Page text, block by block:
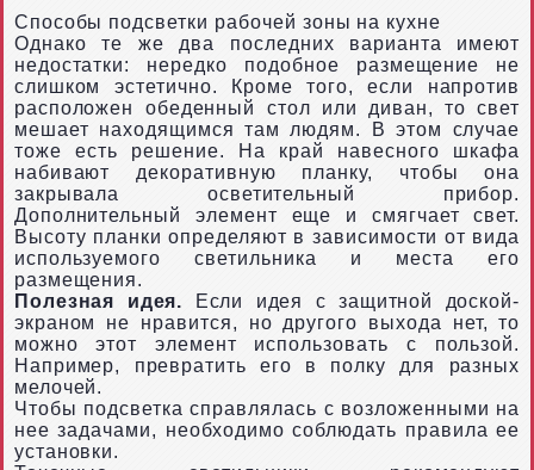
Способы подсветки рабочей зоны на кухне
Однако те же два последних варианта имеют
недостатки: нередко подобное размещение не
слишком эстетично. Кроме того, если напротив
расположен обеденный стол или диван, то свет
мешает находящимся там людям. В этом случае
тоже есть решение. На край навесного шкафа
набивают декоративную планку, чтобы она
закрывала осветительный прибор.
Дополнительный элемент еще и смягчает свет.
Высоту планки определяют в зависимости от вида
используемого светильника и места его
размещения.
Полезная идея.
Если идея с защитной доской-
экраном не нравится, но другого выхода нет, то
можно этот элемент использовать с пользой.
Например, превратить его в полку для разных
мелочей.
Чтобы подсветка справлялась с возложенными на
нее задачами, необходимо соблюдать правила ее
установки.